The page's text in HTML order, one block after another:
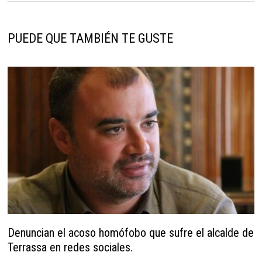
PUEDE QUE TAMBIÉN TE GUSTE
Denuncian el acoso homófobo que sufre el alcalde de
Terrassa en redes sociales.